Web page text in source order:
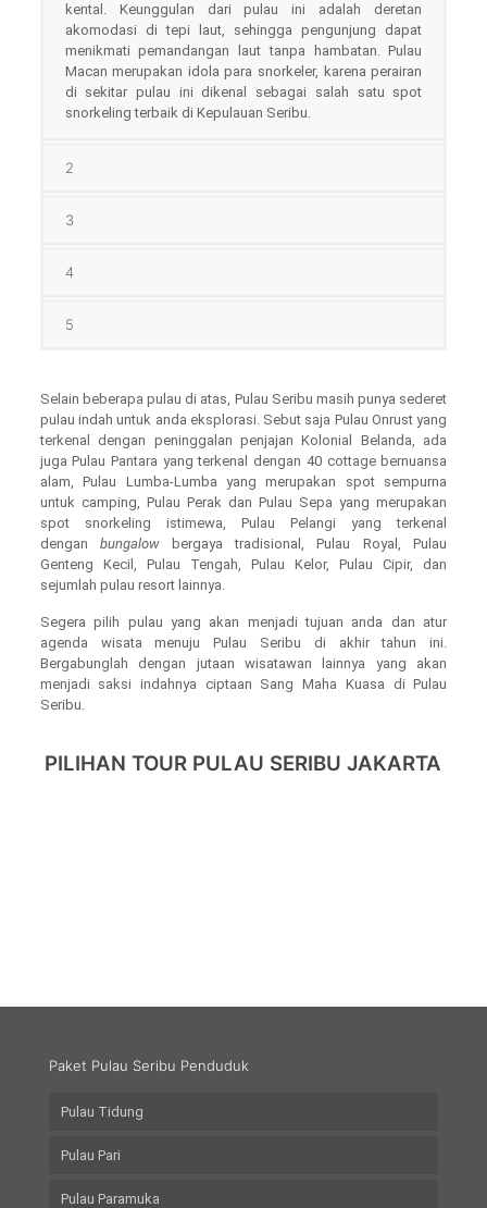
kental. Keunggulan dari pulau ini adalah deretan
akomodasi di tepi laut, sehingga pengunjung dapat
menikmati pemandangan laut tanpa hambatan. Pulau
Macan merupakan idola para snorkeler, karena perairan
di sekitar pulau ini dikenal sebagai salah satu spot
snorkeling terbaik di Kepulauan Seribu.
2
3
4
5
Selain beberapa pulau di atas, Pulau Seribu masih punya sederet
pulau indah untuk anda eksplorasi. Sebut saja Pulau Onrust yang
terkenal dengan peninggalan penjajan Kolonial Belanda, ada
juga Pulau Pantara yang terkenal dengan 40 cottage bernuansa
alam, Pulau Lumba-Lumba yang merupakan spot sempurna
untuk camping, Pulau Perak dan Pulau Sepa yang merupakan
spot snorkeling istimewa, Pulau Pelangi yang terkenal
denganbungalowbergaya tradisional, Pulau Royal, Pulau
Genteng Kecil, Pulau Tengah, Pulau Kelor, Pulau Cipir, dan
sejumlah pulau resort lainnya.
Segera pilih pulau yang akan menjadi tujuan anda dan atur
agenda wisata menuju Pulau Seribu di akhir tahun ini.
Bergabunglah dengan jutaan wisatawan lainnya yang akan
menjadi saksi indahnya ciptaan Sang Maha Kuasa di Pulau
Seribu.
PILIHAN TOUR PULAU SERIBU JAKARTA
Paket Pulau Seribu Penduduk
Pulau Tidung
Pulau Pari
Pulau Paramuka